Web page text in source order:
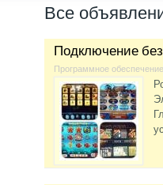
Все
Подключение
Программное обеспечение